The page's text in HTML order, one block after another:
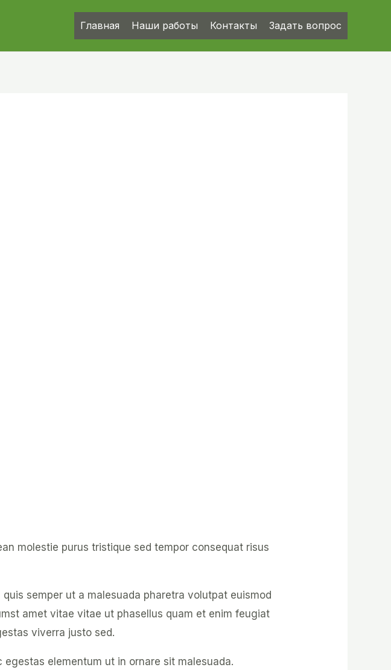
Главная Наши работы Контакты Задать вопрос
molestie purus tristique sed tempor consequat risus
semper ut a malesuada pharetra volutpat euismod
amet vitae vitae ut phasellus quam et enim feugiat
viverra justo sed.
elementum ut in ornare sit malesuada.